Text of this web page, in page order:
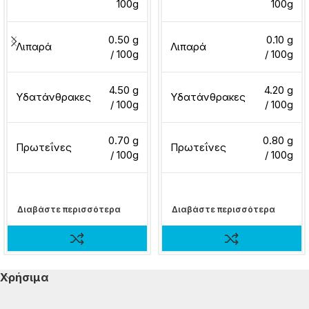
100g
Λιπαρά
0.50 g
/ 100g
Υδατάνθρακες
4.50 g
/ 100g
Πρωτεΐνες
0.70 g
/ 100g
Διαβάστε περισσότερα
100g
Λιπαρά
0.10 g
/ 100g
Υδατάνθρακες
4.20 g
/ 100g
Πρωτεΐνες
0.80 g
/ 100g
Διαβάστε περισσότερα
Χρήσιμα